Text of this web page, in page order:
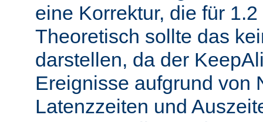
eine Korrektur, die für
Theoretisch sollte das
darstellen, da der
Ereignisse aufgrund von
Latenzzeiten und